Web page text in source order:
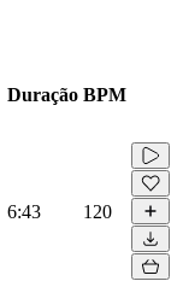
Duração BPM
6:43 120